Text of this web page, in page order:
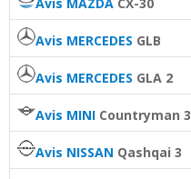
Avis MERCEDES GLB
Avis MERCEDES GLA 2
Avis MINI Countryman 3
Avis NISSAN Qashqai 3